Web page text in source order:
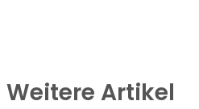
Weitere Artikel